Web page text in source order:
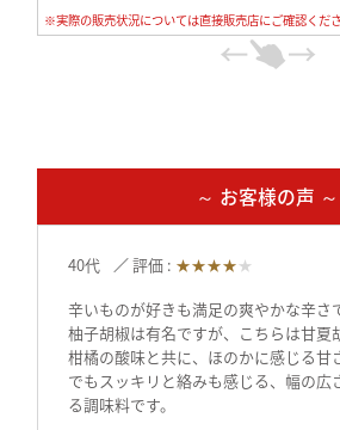
東京都日本橋三重テラス
東京都新宿伊勢志摩マルシェ
※実際の販売状況については直接販売店にご確認くださ
～ お客様の声 ～
40代 評価 : ★★★★★
辛いものが好きも満足の爽やかな辛さ
柚子胡椒は有名ですが、こちらは甘夏
柑橘の酸味と共に、ほのかに感じる甘
でもスッキリと絡みも感じる、幅の広
る調味料です。